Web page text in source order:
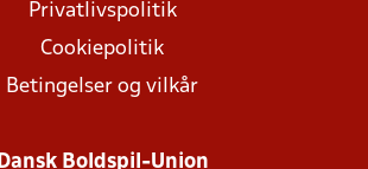
Privatlivspolitik
Cookiepolitik
Betingelser og vilkår
Dansk Boldspil-Union